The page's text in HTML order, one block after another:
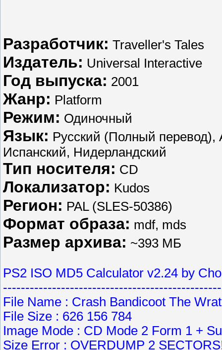
Разработчик: Traveller's Tales
Издатель: Universal Interactive
Год выпуска: 2001
Жанр: Platform
Режим: Одиночный
Язык: Русский (Полный перевод),
Испанский, Нидерландский
Тип носителя: CD
Локализатор: Kudos
Регион: PAL (SLES-50386)
Формат образа: mdf, mds
Размер архива: ~393 МБ
PS2 ISO MD5 Calculator v2.24 by
File Name : Crash Bandicoot The
File Size : 626 156 784
Image Mode : CD Mode 2 Form 1 +
Size Error : OVERDUMP 2